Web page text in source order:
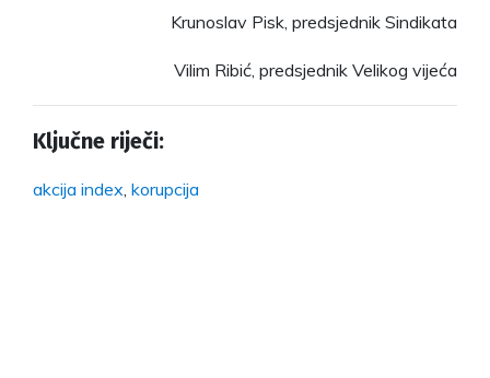
Krunoslav Pisk, predsjednik Sindikata
Vilim Ribić, predsjednik Velikog vijeća
Ključne riječi:
akcija index korupcija